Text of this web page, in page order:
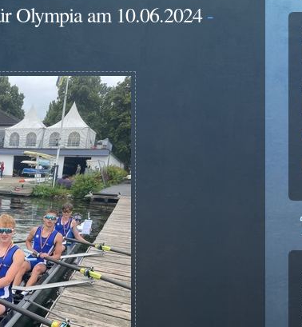
Olympia am 10.06.2024-